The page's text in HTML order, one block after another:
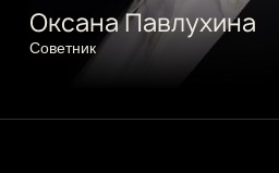
Оксана Павлухина
Cоветник